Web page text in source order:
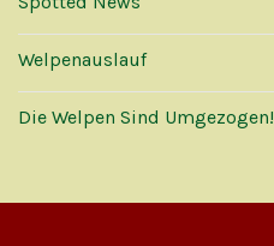
Welpenauslauf
Die Welpen Sind Umgezogen!